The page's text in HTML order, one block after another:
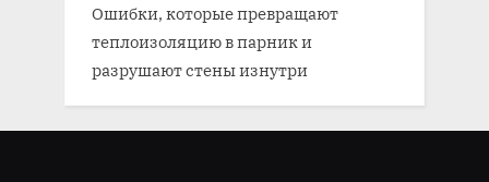
Ошибки, которые превращают
теплоизоляцию в парник и
разрушают стены изнутри